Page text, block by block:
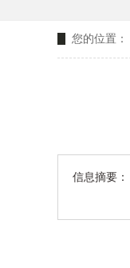
您的位置：
信息摘要：